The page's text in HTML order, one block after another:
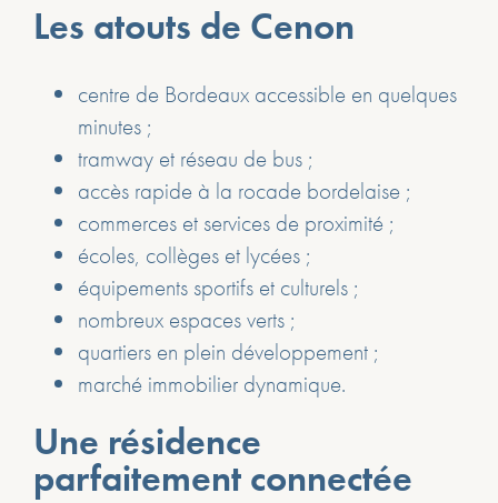
Les atouts de Cenon
centre de Bordeaux accessible en quelques
minutes ;
tramway et réseau de bus ;
accès rapide à la rocade bordelaise ;
commerces et services de proximité ;
écoles, collèges et lycées ;
équipements sportifs et culturels ;
nombreux espaces verts ;
quartiers en plein développement ;
marché immobilier dynamique.
Une résidence
parfaitement connectée